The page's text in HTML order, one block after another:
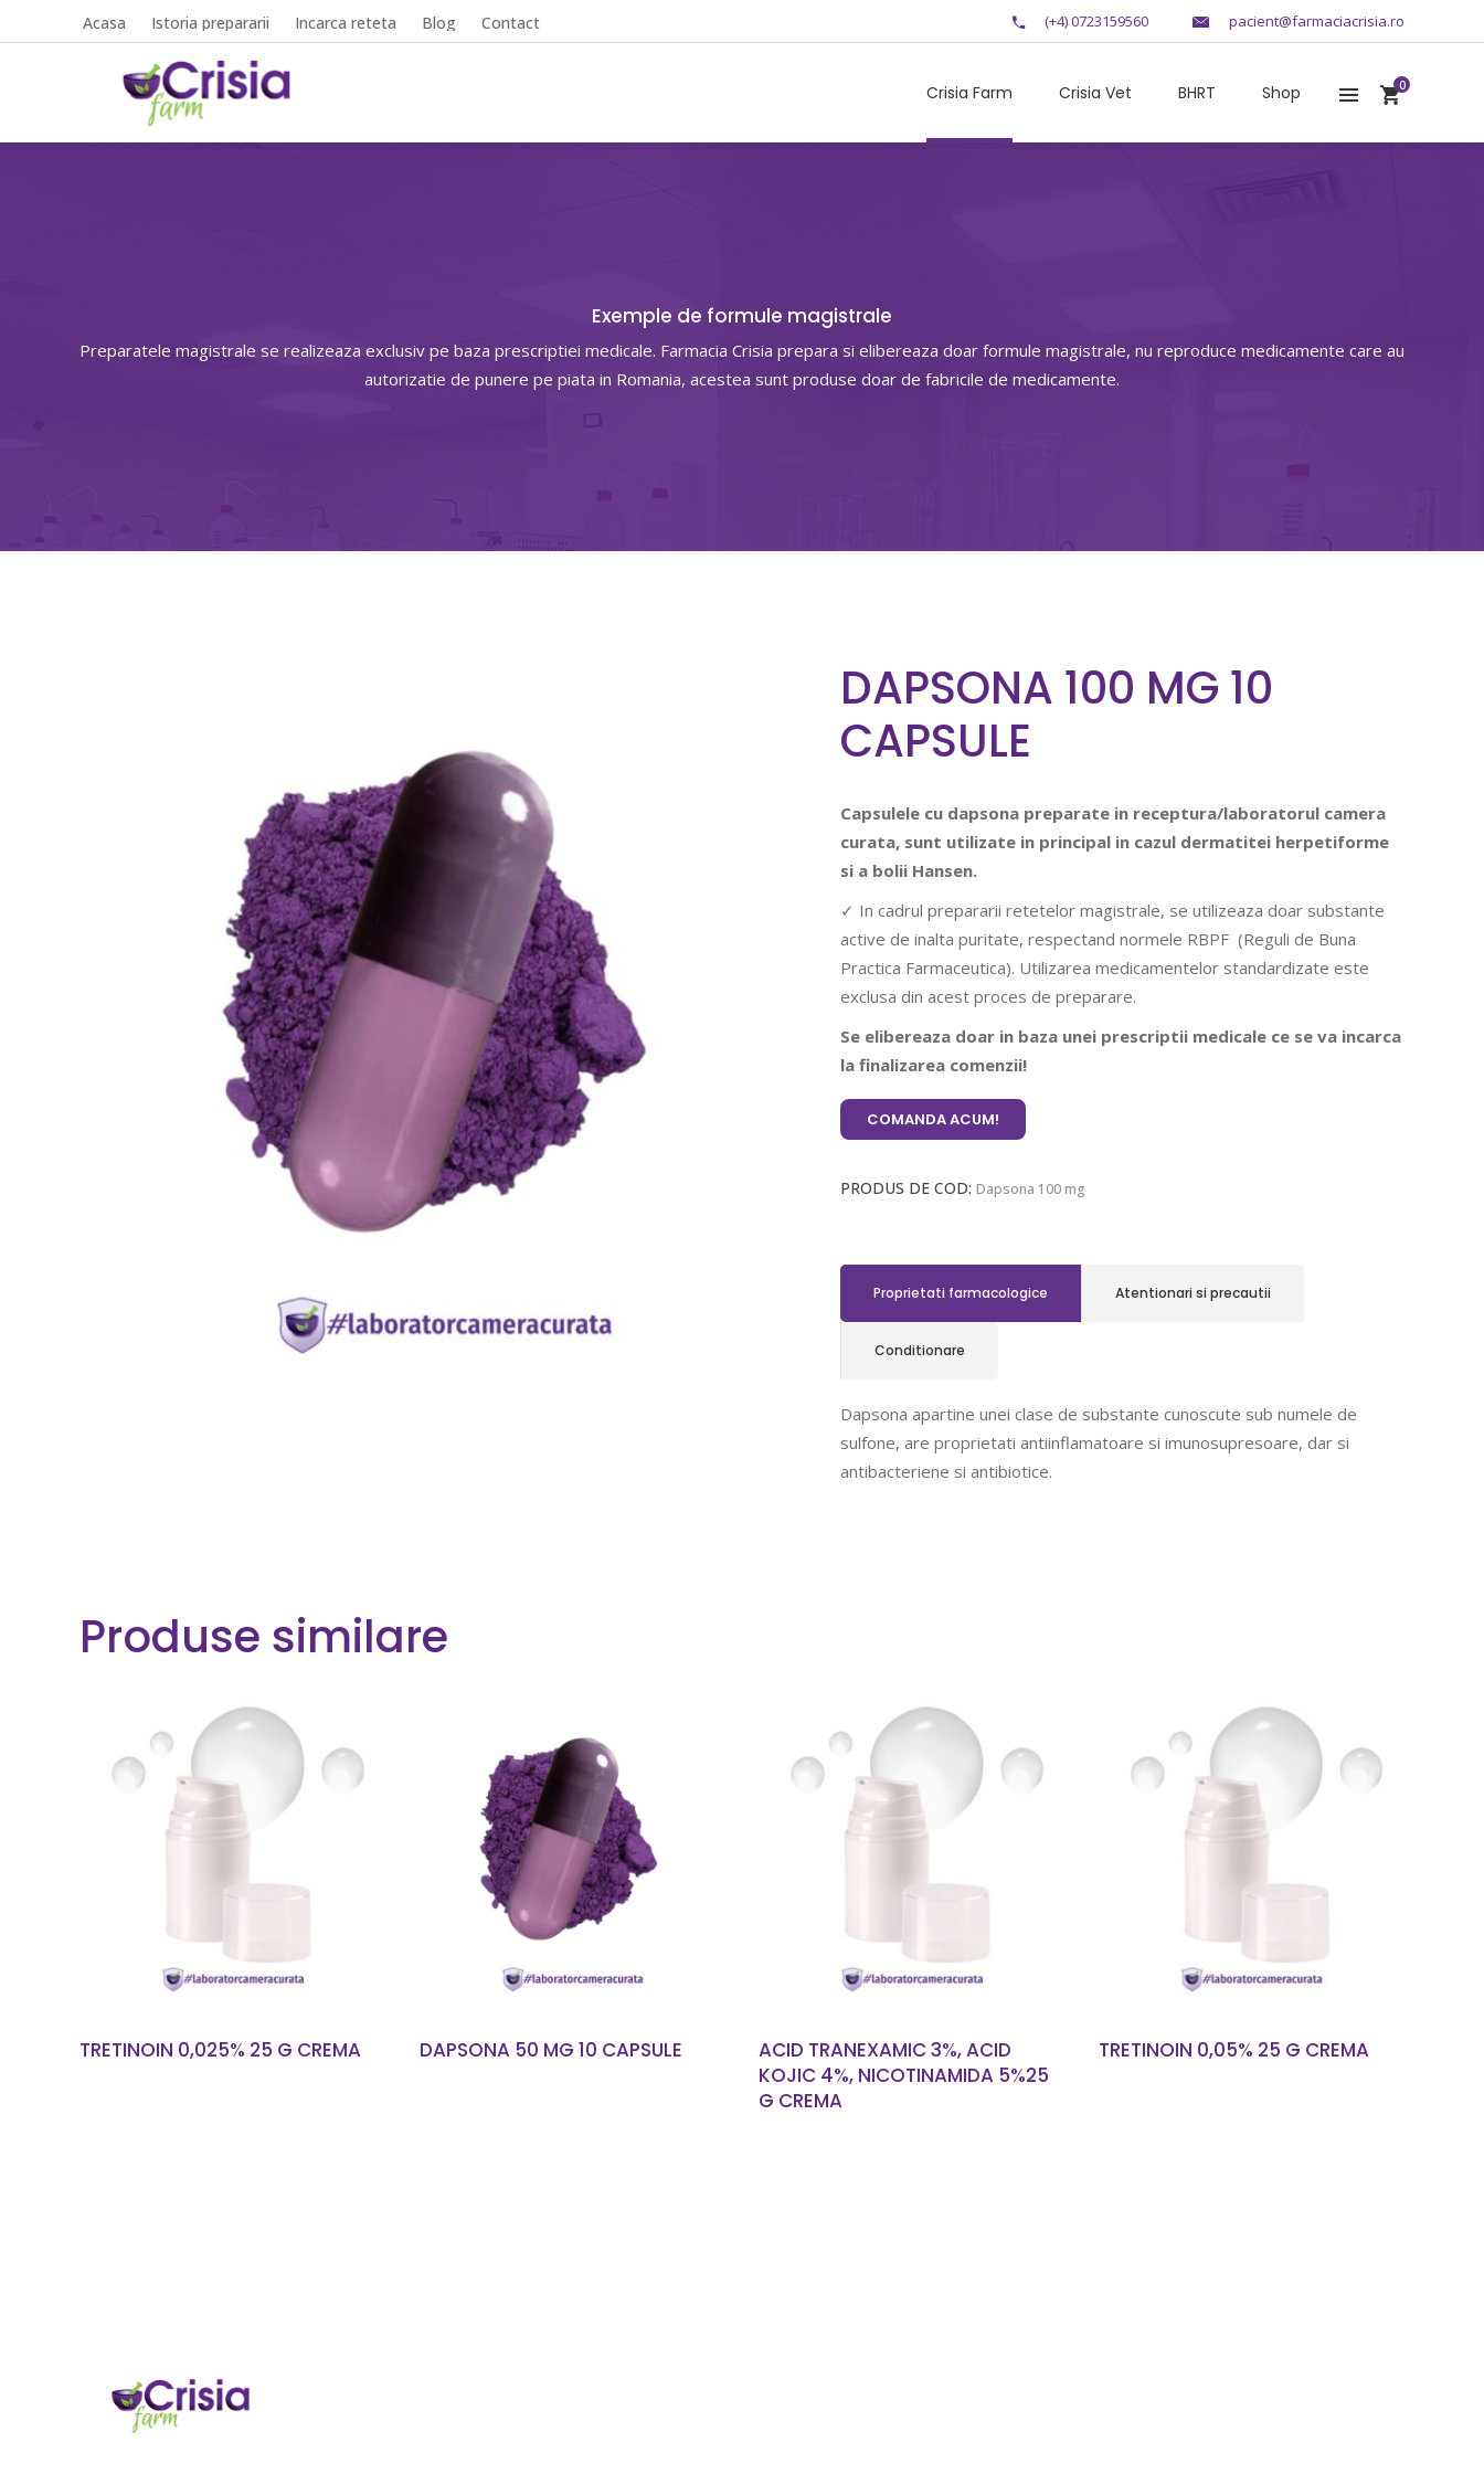
Acasa Istoria prepararii Incarca reteta Blog Contact (+4) 0723159560 pacient@farmaciacrisia.ro
Crisia Farm Crisia Vet BHRT Shop 0
Exemple de formule magistrale
Preparatele magistrale se realizeaza exclusiv pe baza prescriptiei medicale. Farmacia Crisia prepara si elibereaza doar formule magistrale, nu reproduce medicamente care au
autorizatie de punere pe piata in Romania, acestea sunt produse doar de fabricile de medicamente.
DAPSONA 100 MG 10
CAPSULE
Capsulele cu dapsona preparate in receptura/laboratorul camera
curata, sunt utilizate in principal in cazul dermatitei herpetiforme
si a bolii Hansen.
✓ In cadrul prepararii retetelor magistrale, se utilizeaza doar substante
active de inalta puritate, respectand normele RBPF (Reguli de Buna
Practica Farmaceutica). Utilizarea medicamentelor standardizate este
exclusa din acest proces de preparare.
Se elibereaza doar in baza unei prescriptii medicale ce se va incarca
la finalizarea comenzii!
COMANDA ACUM!
PRODUS DE COD: Dapsona 100 mg
Proprietati farmacologice Atentionari si precautii
Conditionare
Dapsona apartine unei clase de substante cunoscute sub numele de
sulfone, are proprietati antiinflamatoare si imunosupresoare, dar si
antibacteriene si antibiotice.
Produse similare
TRETINOIN 0,025% 25 G CREMA
CITEȘTE MAI MULT
DAPSONA 50 MG 10 CAPSULE
ACID TRANEXAMIC 3%, ACID
KOJIC 4%, NICOTINAMIDA 5%25
G CREMA
TRETINOIN 0,05% 25 G CREMA